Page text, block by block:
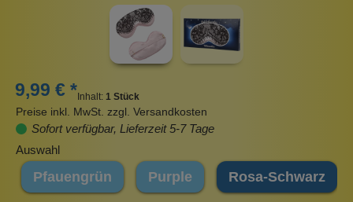
9,99 € * Inhalt: 1 Stück
Preise inkl. MwSt. zzgl. Versandkosten
Sofort verfügbar, Lieferzeit 5-7 Tage
Auswahl
Pfauengrün Purple Rosa-Schwarz